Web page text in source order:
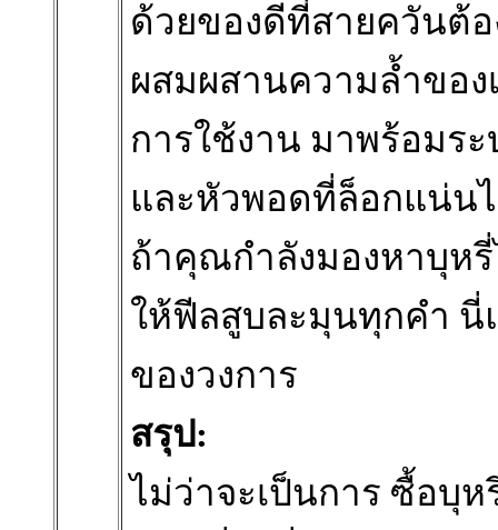
ด้วยของดีที่สายควันต้
ผสมผสานความล้ำขอ
การใช้งาน มาพร้อมร
และหัวพอดที่ล็อกแน่น
ถ้าคุณกำลังมองหาบุห
ให้ฟีลสูบละมุนทุกคำ นี่
ของวงการ
สรุป:
ไม่ว่าจะเป็นการ ซื้อบุ